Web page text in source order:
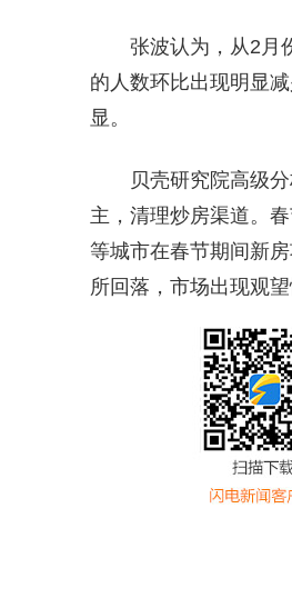
张波认为，从2月
的人数环比出现明显
显。
贝壳研究院高级
主，清理炒房渠道。
等城市在春节期间新
所回落，市场出现观